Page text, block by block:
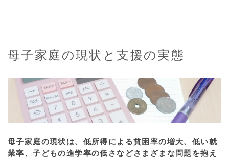
母子家庭の現状と支援の実態
母子家庭の現状は、低所得による貧困率の増大、低い就
業率、子どもの進学率の低さなどさまざまな問題を抱え